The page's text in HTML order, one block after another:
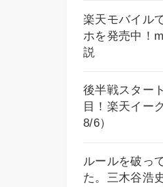
楽天モバイル
ホを発売中！
説
後半戦スター
目！楽天イー
8/6）
ルールを破っ
た。三木谷浩